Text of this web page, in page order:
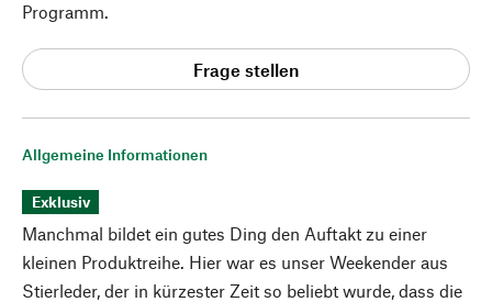
Allgemeine Informationen
Exklusiv
Manchmal bildet ein gutes Ding den Auftakt zu einer
kleinen Produktreihe. Hier war es unser Weekender aus
Stierleder, der in kürzester Zeit so beliebt wurde, dass die
Programm.
Frage stellen